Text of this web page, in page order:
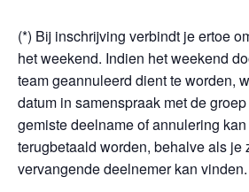
(*) Bij inschrijving verbindt je ertoe
het weekend. Indien het weekend
team geannuleerd dient te worden,
datum in samenspraak met de
gemiste deelname of annulering
terugbetaald worden, behalve als je
vervangende deelnemer kan vinden.